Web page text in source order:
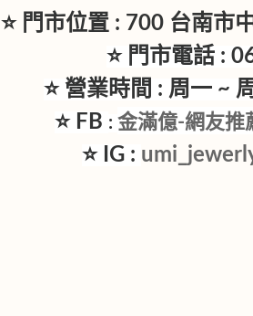
⭐ 門市位置 : 700 台南市
⭐ 門市電話 :
⭐ 營業時間 : 周一 ~
⭐ FB :金滿億-網友推
⭐ IG :